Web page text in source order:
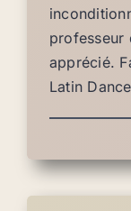
professeur
apprécié.
Latin